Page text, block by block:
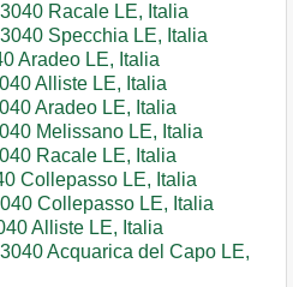
Racale LE, Italia
Specchia LE, Italia
Aradeo LE, Italia
Alliste LE, Italia
Aradeo LE, Italia
Melissano LE, Italia
Racale LE, Italia
Collepasso LE, Italia
Collepasso LE, Italia
Alliste LE, Italia
Acquarica del Capo LE,